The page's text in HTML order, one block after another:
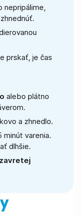
nepripálime,
prskať, je čas
alebo plátno
a zhnedlo.
minút varenia.
dlhšie.